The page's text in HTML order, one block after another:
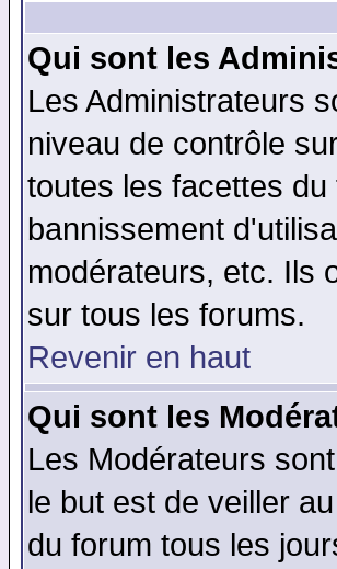
Qui sont les
Les Administrateurs
niveau de contrôle
toutes les facettes
bannissement
modérateurs, etc. Ils
sur tous les forums.
Revenir en haut
Qui sont les
Les Modérateurs
le but est de veiller
du forum tous les